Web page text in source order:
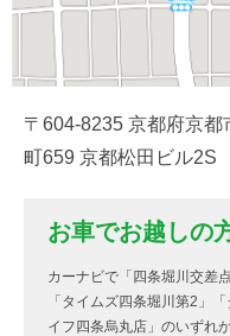
〒604-8235 京都府京都
町659 京都松田ビル2S
お車でお越しの
カーナビで「四条堀川交差
「タイムズ四条堀川第2」
イフ四条烏丸店」のいずれ